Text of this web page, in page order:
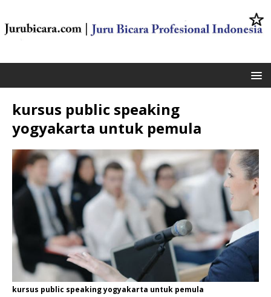
kursus public speaking
yogyakarta untuk pemula
kursus public speaking yogyakarta untuk pemula